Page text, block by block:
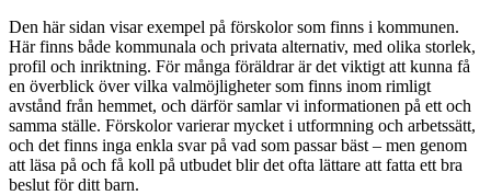
Den här sidan visar exempel på förskolor som finns i kommunen.
Här finns både kommunala och privata alternativ, med olika storlek,
profil och inriktning. För många föräldrar är det viktigt att kunna få
en överblick över vilka valmöjligheter som finns inom rimligt
avstånd från hemmet, och därför samlar vi informationen på ett och
samma ställe. Förskolor varierar mycket i utformning och arbetssätt,
och det finns inga enkla svar på vad som passar bäst – men genom
att läsa på och få koll på utbudet blir det ofta lättare att fatta ett bra
beslut för ditt barn.